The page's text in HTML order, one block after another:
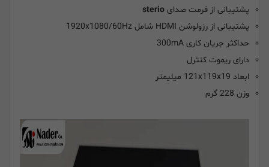
پشتیبانی از فرمت صدای sterio
پشتیبانی از رزولوشن HDMI شامل 1920x1080/60Hz
حداکثر جریان کاری 300mA
دارای ریموت کنترل
ابعاد 121x119x19 میلیمتر
وزن 228 گرم